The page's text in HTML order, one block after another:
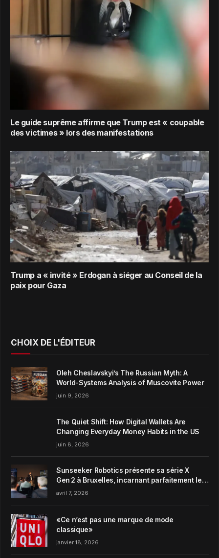
Le guide suprême affirme que Trump est « coupable
des victimes » lors des manifestations
Trump a « invité » Erdogan à siéger au Conseil de la
paix pour Gaza
CHOIX DE L'ÉDITEUR
Oleh Cheslavskyi’s The Russian Myth: A
World-Systems Analysis of Muscovite Power
juin 9, 2026
The Quiet Shift: How Digital Wallets Are
Changing Everyday Money Habits in the US
juin 8, 2026
Sunseeker Robotics présente sa série X
Gen 2 à Bruxelles, incarnant parfaitement le
concept de Garden Harmony de la marque
avril 7, 2026
«Ce n’est pas une marque de mode
classique»
janvier 18, 2026